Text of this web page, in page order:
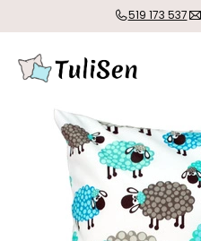
519 173 537